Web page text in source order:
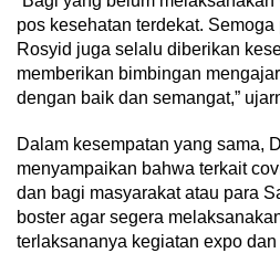
pos kesehatan terdekat. Semoga
Rosyid juga selalu diberikan
memberikan bimbingan
dengan baik dan semangat,”
Dalam kesempatan yang sama,
menyampaikan bahwa terkait
dan bagi masyarakat atau para
boster agar segera
terlaksananya kegiatan expo